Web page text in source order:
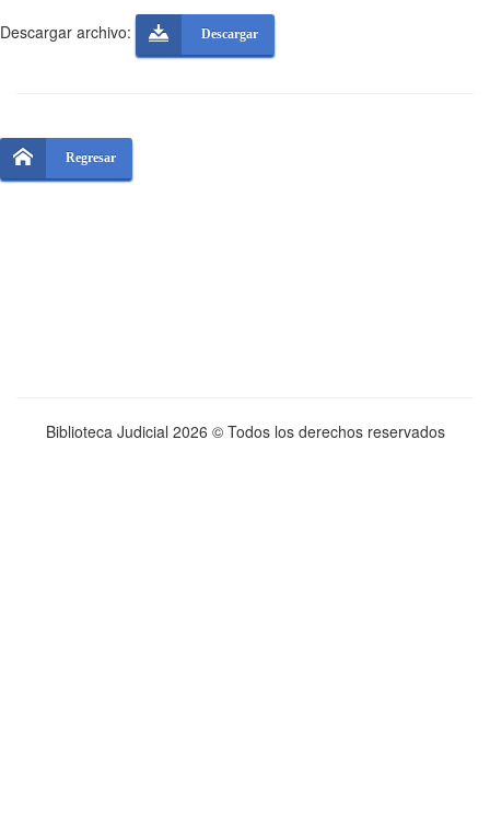
Descargar archivo: Descargar
Regresar
Biblioteca Judicial 2026 © Todos los derechos reservados